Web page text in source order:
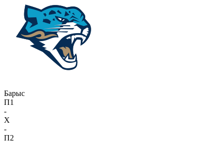
Барыс
П1
-
X
-
П2